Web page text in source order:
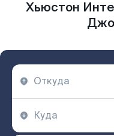
Хьюстон